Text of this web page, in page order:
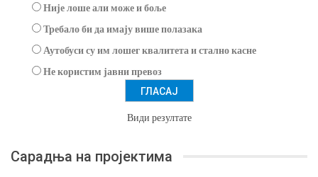
Није лоше али може и боље
Требало би да имају више полазака
Аутобуси су им лошег квалитета и стално касне
Не користим јавни превоз
Види резултате
Сарадња на пројектима